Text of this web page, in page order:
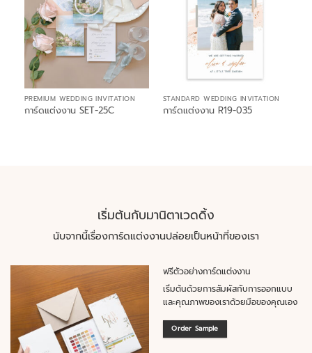
PREMIUM WEDDING INVITATION
การ์ดแต่งงาน SET-25C
STANDARD WEDDING INVITATION
การ์ดแต่งงาน R19-035
เริ่มต้นกับมานิตาเวดดิ้ง
นับจากนี้เรื่องการ์ดแต่งงานปล่อยเป็นหน้าที่ของเรา
ฟรีตัวอย่างการ์ดแต่งงาน
เริ่มต้นด้วยการสัมผัสกับการออกแบบ
และคุณภาพของเราด้วยมือของคุณเอง
Order Sample